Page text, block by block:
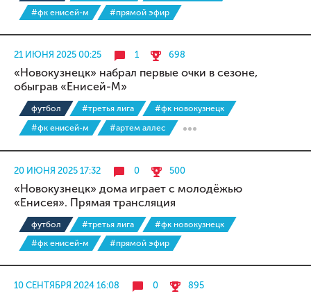
#фк енисей-м
#прямой эфир
21 ИЮНЯ 2025 00:25 1 698
«Новокузнецк» набрал первые очки в сезоне,
обыграв «Енисей-М»
футбол #третья лига
#фк новокузнецк
#фк енисей-м
#артем аллес
20 ИЮНЯ 2025 17:32 0 500
«Новокузнецк» дома играет с молодёжью
«Енисея». Прямая трансляция
футбол #третья лига
#фк новокузнецк
#фк енисей-м
#прямой эфир
10 СЕНТЯБРЯ 2024 16:08 0 895